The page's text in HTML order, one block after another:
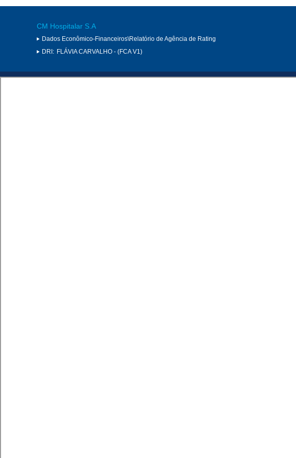
CM Hospitalar S.A
Dados Econômico-Financeiros\Relatório de Agência de Rating
DRI: FLÁVIA CARVALHO - (FCA V1)